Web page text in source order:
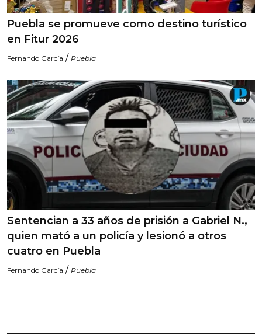
Puebla se promueve como destino turístico
en Fitur 2026
Fernando García / Puebla
Sentencian a 33 años de prisión a Gabriel N.,
quien mató a un policía y lesionó a otros
cuatro en Puebla
Fernando García / Puebla